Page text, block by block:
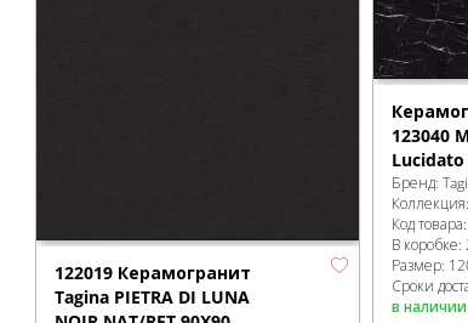
122019 Керамогранит
Tagina PIETRA DI LUNA
123040
Lucidato
Бренд:
Коллекция:
Код
В коробке:
Размер:
Сроки
в наличии